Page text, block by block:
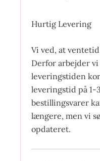
Hurtig Levering
Vi ved, at
Derfor arbejder vi
leveringstiden
leveringstid på 1-
bestillingsvarer
længere, men vi
opdateret.